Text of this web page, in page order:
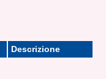
Descrizione